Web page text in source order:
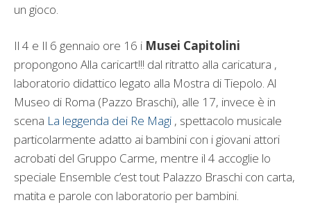
un gioco.
Il 4 e Il 6 gennaio ore 16 i Musei Capitolini
propongono Alla caricart!!! dal ritratto alla caricatura ,
laboratorio didattico legato alla Mostra di Tiepolo. Al
Museo di Roma (Pazzo Braschi), alle 17, invece è in
scena La leggenda dei Re Magi , spettacolo musicale
particolarmente adatto ai bambini con i giovani attori
acrobati del Gruppo Carme, mentre il 4 accoglie lo
speciale Ensemble c’est tout Palazzo Braschi con carta,
matita e parole con laboratorio per bambini.